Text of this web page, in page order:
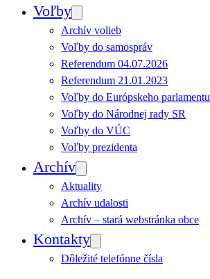
Voľby
Archív volieb
Voľby do samospráv
Referendum 04.07.2026
Referendum 21.01.2023
Voľby do Európskeho parlamentu
Voľby do Národnej rady SR
Voľby do VÚC
Voľby prezidenta
Archív
Aktuality
Archív udalosti
Archív – stará webstránka obce
Kontakty
Dôležité telefónne čísla